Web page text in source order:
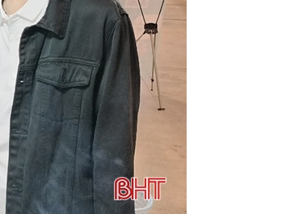
con số ấn tượng trong cải cách thủ tục hành chính
hào thương hiệu Việt"
Hòa lưới MBA T2 TBA
tháng 01 năm 2026
Bộ Công Thương ban hành
tiếp đà tăng trưởng
mại điện tử xuyên biên giới
tình hình mới
Thông báo về việc mời báo giá
năm 2026
Thư chúc mừng của Bộ trưởng Bộ
35
Chủ tịch UBND tỉnh làm việc với Tập đoàn Xây
thương Hà Tĩnh tôn vinh 13 cá nhân tiêu biểu
Tĩnh tích cực triển khai các hạng mục đỡ đầu nông
bế mạc, Ban Chấp hành Trung ương Đảng khóa XIV
trình đoàn doanh nghiệp nước ngoài vào Việt
hành số của tỉnh
Thủ tướng Phạm Minh Chính
về một số nội dung liên quan tổ chức đảng, đảng
luân chuyển, điều động, bổ nhiệm cán bộ